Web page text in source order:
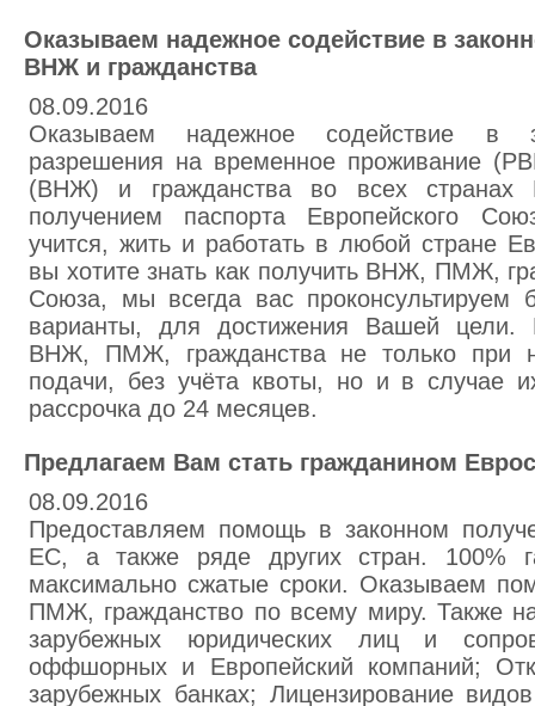
Оказываем надежное содействие в
ВНЖ и гражданства
08.09.2016
Оказываем надежное содействие в
разрешения на временное проживание
(ВНЖ) и гражданства во всех странах
получением паспорта Европейского
учится, жить и работать в любой стране
вы хотите знать как получить ВНЖ, ПМЖ,
Союза, мы всегда вас проконсультируем
варианты, для достижения Вашей цели.
ВНЖ, ПМЖ, гражданства не только при
подачи, без учёта квоты, но и в случае
рассрочка до 24 месяцев.
Предлагаем Вам стать гражданином
08.09.2016
Предоставляем помощь в законном
ЕС, а также ряде других стран. 100%
максимально сжатые сроки. Оказываем
ПМЖ, гражданство по всему миру. Также
зарубежных юридических лиц и
оффшорных и Европейский компаний;
зарубежных банках; Лицензирование